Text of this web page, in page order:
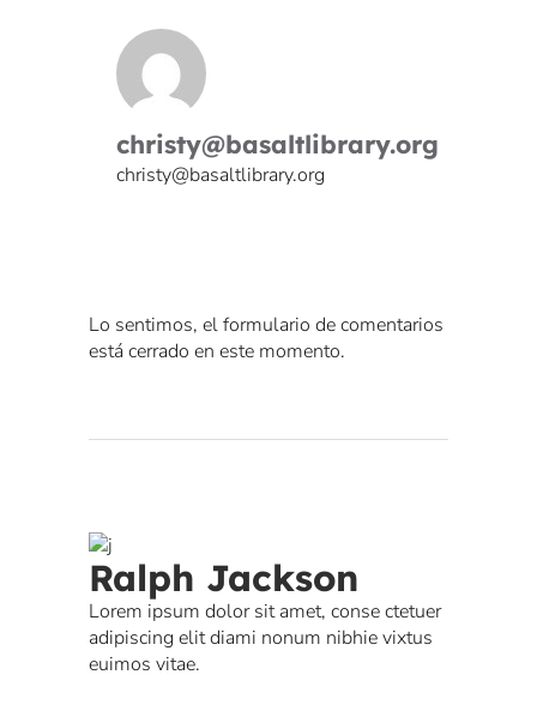
christy@basaltlibrary.org
christy@basaltlibrary.org
Lo sentimos, el formulario de comentarios
está cerrado en este momento.
Ralph Jackson
Lorem ipsum dolor sit amet, conse ctetuer
adipiscing elit diami nonum nibhie vixtus
euimos vitae.